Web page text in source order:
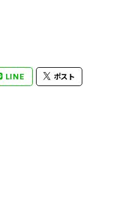
LINE ポスト